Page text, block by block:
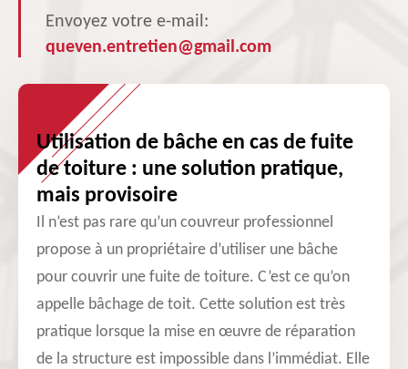
Envoyez votre e-mail:
queven.entretien@gmail.com
Utilisation de bâche en cas de fuite
de toiture : une solution pratique,
mais provisoire
Il n’est pas rare qu’un couvreur professionnel
propose à un propriétaire d’utiliser une bâche
pour couvrir une fuite de toiture. C’est ce qu’on
appelle bâchage de toit. Cette solution est très
pratique lorsque la mise en œuvre de réparation
de la structure est impossible dans l’immédiat. Elle